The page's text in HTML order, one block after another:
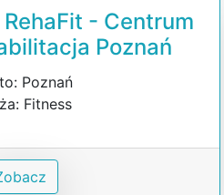
- Centrum
Poznań
Poznań
Fitness